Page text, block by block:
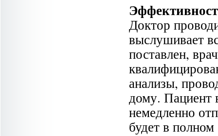
Доктор
выслушивает
поставлен,
анализы,
дому. Пациент
немедленно
будет в